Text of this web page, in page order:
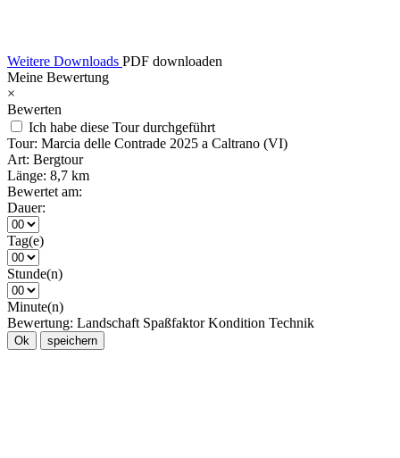
Weitere Downloads PDF downloaden
Meine Bewertung
×
Bewerten
Ich habe diese Tour durchgeführt
Tour: Marcia delle Contrade 2025 a Caltrano (VI)
Art: Bergtour
Länge: 8,7 km
Bewertet am:
Dauer:
Tag(e)
Stunde(n)
Minute(n)
Bewertung: Landschaft Spaßfaktor Kondition Technik
Ok speichern